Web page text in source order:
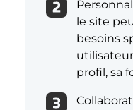
le site
besoins
profil, sa